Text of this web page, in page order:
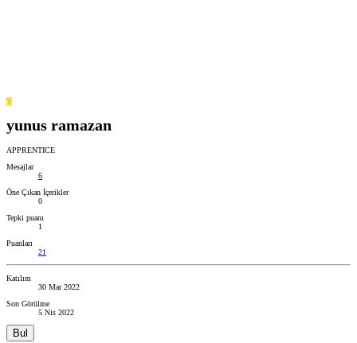
Y
yunus ramazan
APPRENTICE
Mesajlar
6
Öne Çıkan İçerikler
0
Tepki puanı
1
Puanları
21
Katılım
30 Mar 2022
Son Görülme
5 Nis 2022
Bul